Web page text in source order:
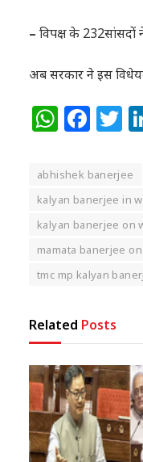
– विपक्ष के
अब सरकार ने इस
abhishek banerjee
kalyan banerjee in
kalyan banerjee on
mamata banerjee
tmc mp kalyan
Related Posts